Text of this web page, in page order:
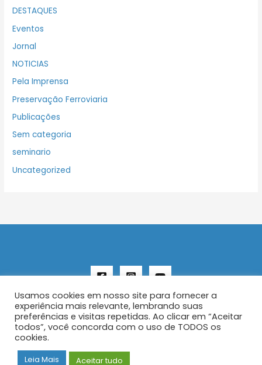
DESTAQUES
Eventos
Jornal
NOTICIAS
Pela Imprensa
Preservação Ferroviaria
Publicações
Sem categoria
seminario
Uncategorized
Copyright © 2026 AENFER
Construído por IurySan
Usamos cookies em nosso site para fornecer a
experiência mais relevante, lembrando suas
preferências e visitas repetidas. Ao clicar em “Aceitar
todos”, você concorda com o uso de TODOS os
cookies.
Leia Mais Aceitar tudo